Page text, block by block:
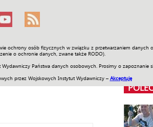
ochrony osób fizycznych w związku z przetwarzaniem
o ochronie danych, zwane także RODO).
Państwa danych osobowych. Prosimy o zapoznanie
przez Wojskowych Instytut Wydawniczy – Akceptuję
Galerie Wideo ENGLISH SKLEP